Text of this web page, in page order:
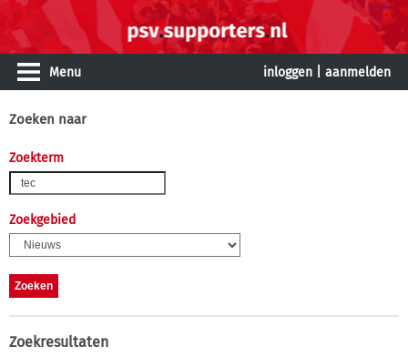
Menu inloggen aanmelden
Zoeken naar
Zoekterm
Zoekgebied
Zoekresultaten